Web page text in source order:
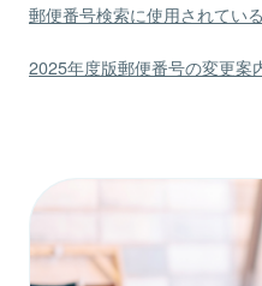
郵便番号検索に使用されてい
2025年度版郵便番号の変更案